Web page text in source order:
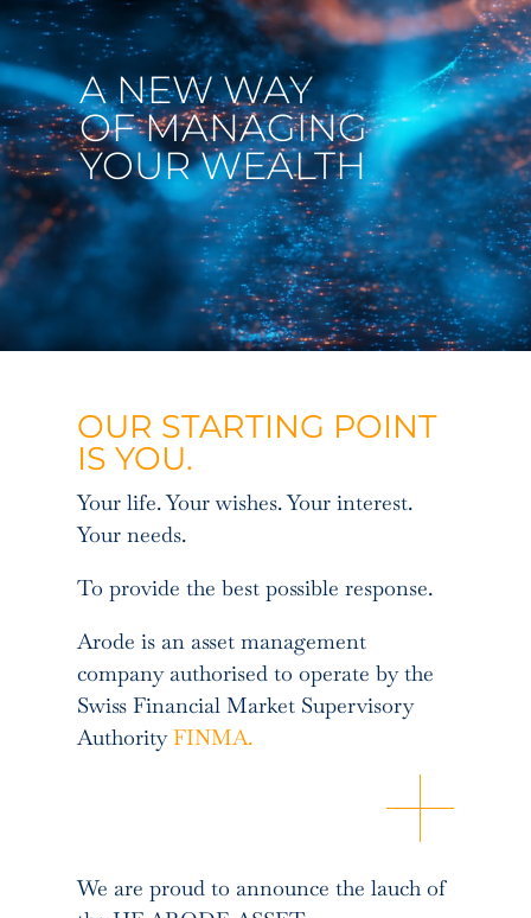
A NEW WAY
OF MANAGING
YOUR WEALTH
OUR STARTING POINT
IS YOU.
Your life. Your wishes. Your interest.
Your needs.
To provide the best possible response.
Arode is an asset management
company authorised to operate by the
Swiss Financial Market Supervisory
AuthorityFINMA.
We are proud to announce the lauch of